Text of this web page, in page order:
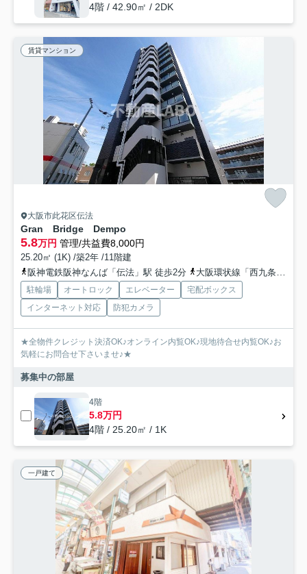
4階 / 42.90㎡ / 2DK
賃貸マンション
大阪市此花区伝法
Gran Bridge Dempo
5.8万円 管理/共益費8,000円
25.20㎡ (1K) /築2年 /11階建
阪神電鉄阪神なんば「伝法」駅 徒歩2分
大阪環状線「西九条」駅 徒歩21分
駐輪場 オートロック エレベーター
宅配ボックス
インターネット対応
防犯カメラ
★全物件クレジット決済OK♪オンライン内覧OK♪現地待合せ内覧OK♪お
気軽にお問合せ下さいませ♪★
募集中の部屋
4階
5.8万円
4階 / 25.20㎡ / 1K
一戸建て